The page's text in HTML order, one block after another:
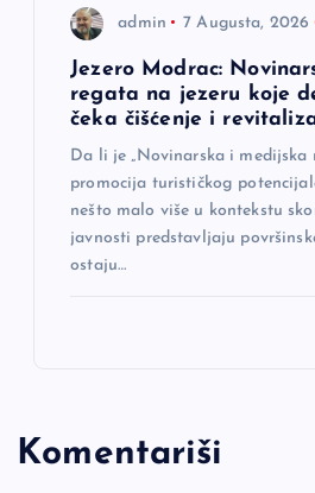
admin 7 Augusta, 2026
Jezero Modrac:
regata na jezeru koje
čeka čišćenje i
Da li je „Novinarska i medijska
promocija turističkog
nešto malo više u kontekstu
javnosti predstavljaju
ostaju…
Komentariši